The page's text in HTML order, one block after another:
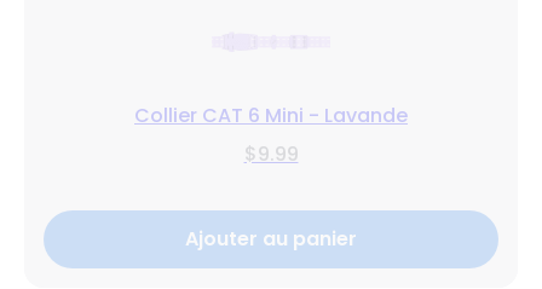
Collier CAT 6 Mini - Lavande
$9.99
Ajouter au panier